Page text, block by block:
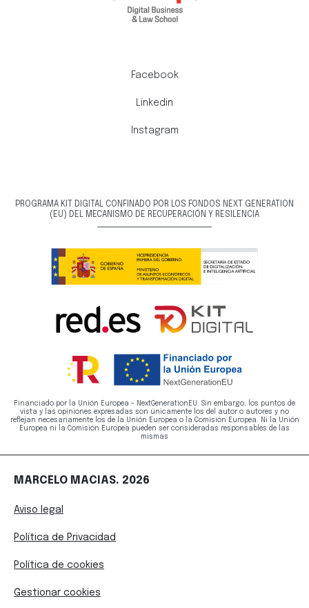
Facebook
Linkedin
Instagram
PROGRAMA KIT DIGITAL CONFINADO POR LOS FONDOS NEXT GENERATION
(EU) DEL MECANISMO DE RECUPERACIÓN Y RESILENCIA
Financiado por la Unión Europea - NextGenerationEU. Sin embargo, los puntos de
vista y las opiniones expresadas son únicamente los del autor o autores y no
reflejan necesariamente los de la Unión Europea o la Comisión Europea. Ni la Unión
Europea ni la Comisión Europea pueden ser consideradas responsables de las
mismas
MARCELO MACIAS. 2026
Aviso legal
Política de Privacidad
Política de cookies
Gestionar cookies